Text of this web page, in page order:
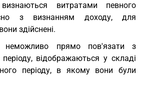
витратами певного
з визнанням доходу, для
здійснені.
неможливо прямо пов'язати з
відображаються у складі
періоду, в якому вони були